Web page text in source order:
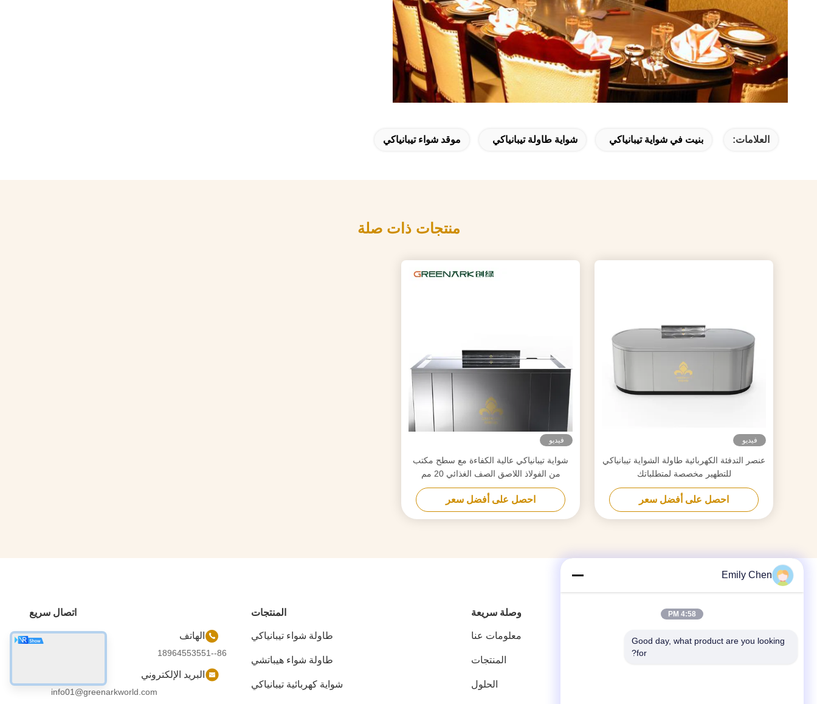
العلامات: بنيت في شواية تيبانياكي شواية طاولة تيبانياكي موقد شواء تيبانياكي
منتجات ذات صلة
فيديو
عنصر التدفئة الكهربائية طاولة الشواية تيبانياكي
للتطهير مخصصة لمتطلباتك
احصل على أفضل سعر
فيديو
شواية تيبانياكي عالية الكفاءة مع سطح مكتب
من الفولاذ اللاصق الصف الغذائي 20 مم
وتسخين ذكي
احصل على أفضل سعر
وصلة سريعة
معلومات عنا
المنتجات
الحلول
المنتجات
طاولة شواء تيبانياكي
طاولة شواء هيباتشي
شواية كهربائية تيبانياكي
اتصال سريع
الهاتف
86--18964553551
البريد الإلكتروني
info01@greenarkworld.com
Emily Chen
4:58 PM
Good day, what product are you looking
for?